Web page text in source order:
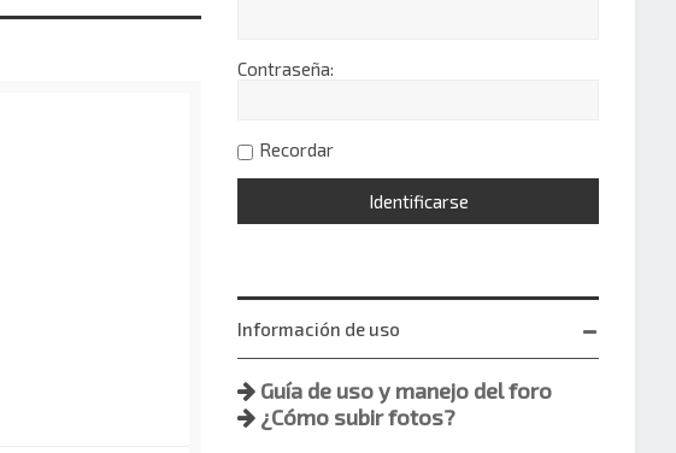
Contraseña:
Recordar
Información de uso
Guía de uso y manejo del foro
¿Cómo subir fotos?